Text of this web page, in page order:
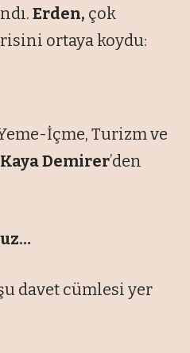
Erden, çok
ortaya koydu:
İçme, Turizm ve
Kaya Demirer’den
davet cümlesi yer